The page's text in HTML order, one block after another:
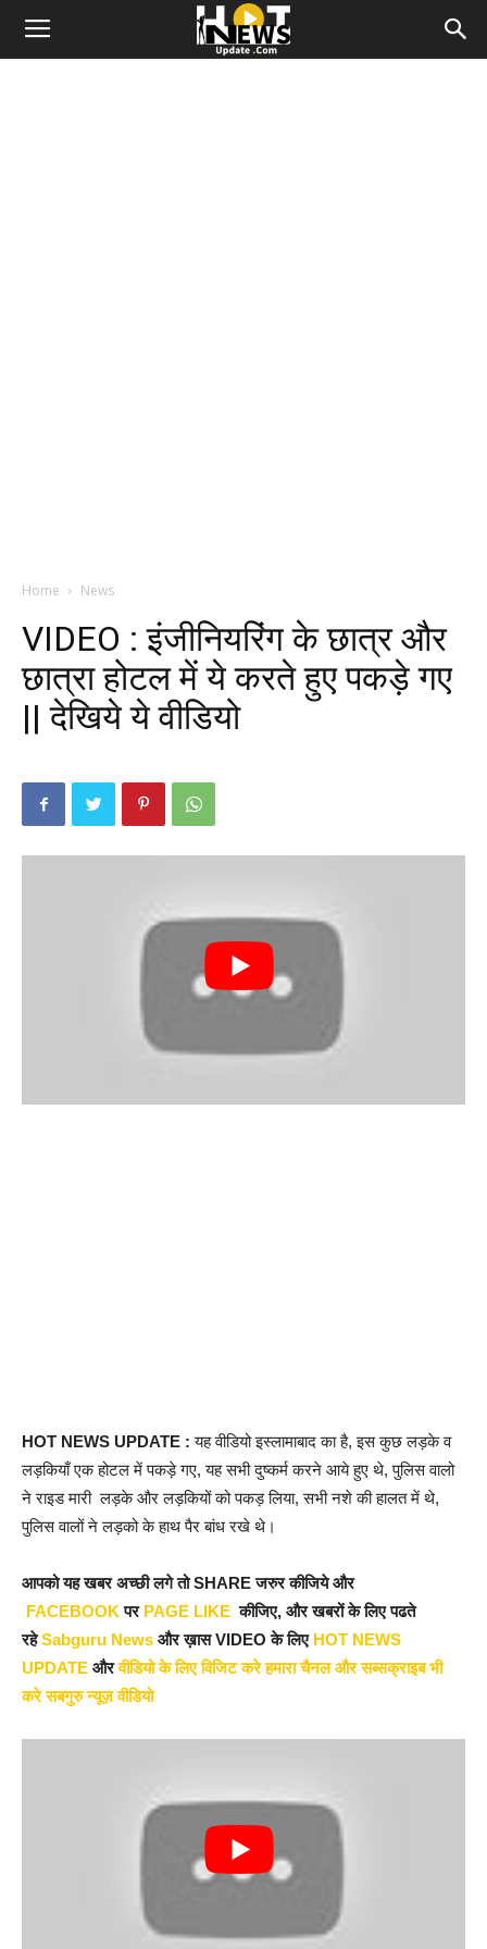
Home News
VIDEO : इंजीनियरिंग के छात्र और
छात्रा होटल में ये करते हुए पकड़े गए
|| देखिये ये वीडियो
HOT NEWS UPDATE :यह वीडियो इस्लामाबाद का है, इस कुछ लड़के व
लड़कियाँ एक होटल में पकड़े गए, यह सभी दुष्कर्म करने आये हुए थे, पुलिस वालो
ने राइड मारी लड़के और लड़कियों को पकड़ लिया, सभी नशे की हालत में थे,
पुलिस वालों ने लड़को के हाथ पैर बांध रखे थे।
आपको यह खबर अच्छी लगे तो SHARE जरुर कीजिये और
FACEBOOKपर PAGE LIKE कीजिए, और खबरों के लिए पढते
रहेSabguru News और ख़ास VIDEO के लिए HOT NEWS
UPDATE औरवीडियो के लिए विजिट करे हमारा चैनल और सब्सक्राइब भी
करे सबगुरु न्यूज़ वीडियो